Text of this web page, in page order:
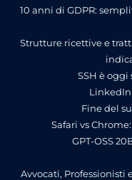
10 anni di GDPR:
Strutture ricettive e
SSH è
Fine del
Safari vs
GPT-OSS
Avvocati, Professionisti